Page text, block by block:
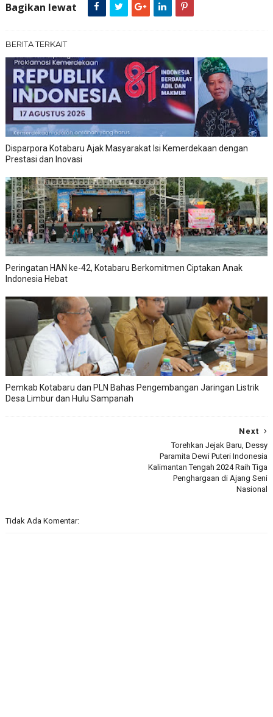
Bagikan lewat
BERITA TERKAIT
Disparpora Kotabaru Ajak Masyarakat Isi Kemerdekaan dengan
Prestasi dan Inovasi
Peringatan HAN ke-42, Kotabaru Berkomitmen Ciptakan Anak
Indonesia Hebat
Pemkab Kotabaru dan PLN Bahas Pengembangan Jaringan Listrik
Desa Limbur dan Hulu Sampanah
Next
Torehkan Jejak Baru, Dessy
Paramita Dewi Puteri Indonesia
Kalimantan Tengah 2024 Raih Tiga
Penghargaan di Ajang Seni
Nasional
Tidak Ada Komentar: